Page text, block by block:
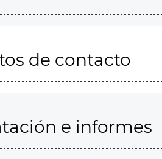
de contacto
e informes